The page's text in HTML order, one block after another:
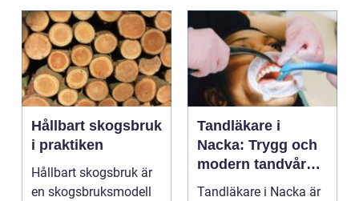
Hållbart skogsbruk
i praktiken
Hållbart skogsbruk är
en skogsbruksmodell
Tandläkare i
Nacka: Trygg och
modern tandvård
nära dig
Tandläkare i Nacka är